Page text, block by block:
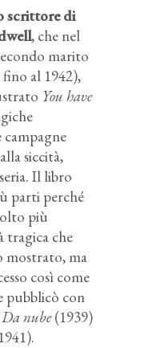
scrittore di
, che nel
marito
al 1942),
You have
siccità,
Il libro
parti perché
più
tragica che
mostrato, ma
così come
pubblicò con
nube(1939)